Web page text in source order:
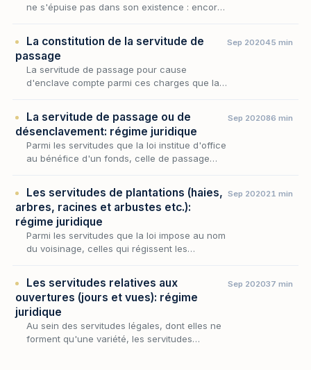
ne s'épuise pas dans son existence : encore
fonds…
La constitution de la servitude de
passage
La servitude de passage pour cause
d'enclave compte parmi ces charges que la
d'accès suffisant…
Sep 202045 min
La servitude de passage ou de
désenclavement: régime juridique
Parmi les servitudes que la loi institue d'office
au bénéfice d'un fonds, celle de passage
Sep 202086 min
Les servitudes de plantations (haies,
arbres, racines et arbustes etc.):
régime juridique
Parmi les servitudes que la loi impose au nom
du voisinage, celles qui régissent les
autre,…
Sep 202021 min
Les servitudes relatives aux
ouvertures (jours et vues): régime
juridique
Au sein des servitudes légales, dont elles ne
forment qu'une variété, les servitudes
Sep 202037 min